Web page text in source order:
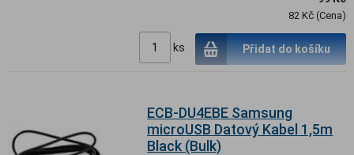
82 Kč (Cena)
ks Přidat do košíku
ECB-DU4EBE Samsung
microUSB Datový Kabel 1,5m
Black (Bulk)